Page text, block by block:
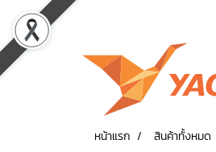
หน้าแรก สินค้าทั้งหมด